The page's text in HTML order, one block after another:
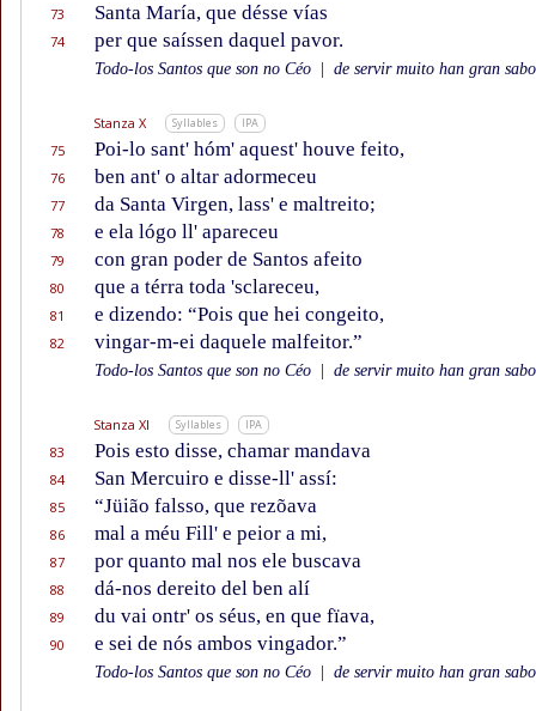
73 Santa María, que désse vías
74 per que saíssen daquel pavor.
Todo-los Santos que son no Céo de servir muito han gran
Stanza X Syllables IPA
75 Poi-lo sant' hóm' aquest' houve feito,
76 ben ant' o altar adormeceu
77 da Santa Virgen, lass' e maltreito;
78 e ela lógo ll' apareceu
79 con gran poder de Santos afeito
80 que a térra toda 'sclareceu,
81 e dizendo: “Pois que hei congeito,
82 vingar-m-ei daquele malfeitor.”
Todo-los Santos que son no Céo de servir muito han gran
Stanza XI Syllables IPA
83 Pois esto disse, chamar mandava
84 San Mercuiro e disse-ll' assí:
85 “Jüião falsso, que rezõava
86 mal a méu Fill' e peior a mi,
87 por quanto mal nos ele buscava
88 dá-nos dereito del ben alí
89 du vai ontr' os séus, en que fïava,
90 e sei de nós ambos vingador.”
Todo-los Santos que son no Céo de servir muito han gran